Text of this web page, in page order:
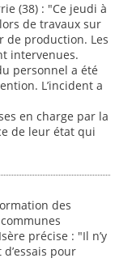
(38) : "Ce jeudi à
de travaux sur
de production. Les
intervenues.
personnel a été
L’incident a
en charge par la
de leur état qui
des
précise : "Il n’y
pour